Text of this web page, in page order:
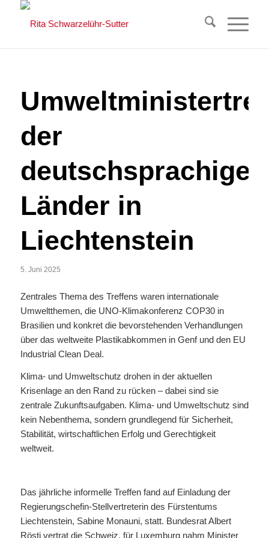
der
deutschsprachigen
Länder in
Liechtenstein
5. Juni 2025
Zentrales Thema des Treffens waren internationale
Umweltthemen, die UNO-Klimakonferenz COP30 in
Brasilien und konkret die bevorstehenden Verhandlungen
über das weltweite Plastikabkommen in Genf und den EU
Industrial Clean Deal.
Klima- und Umweltschutz drohen in der aktuellen
Krisenlage an den Rand zu rücken – dabei sind sie
zentrale Zukunftsaufgaben. Klima- und Umweltschutz sind
kein Nebenthema, sondern grundlegend für Sicherheit,
Stabilität, wirtschaftlichen Erfolg und Gerechtigkeit
weltweit.
Das jährliche informelle Treffen fand auf Einladung der
Regierungschefin-Stellvertreterin des Fürstentums
Liechtenstein, Sabine Monauni, statt. Bundesrat Albert
Rösti vertrat die Schweiz, für Luxemburg nahm Minister